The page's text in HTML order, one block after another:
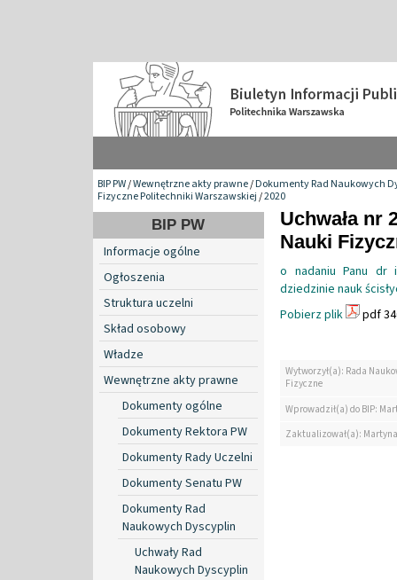
BIP PW/Wewnętrzne akty prawne/Dokumenty Rad Naukowych
Fizyczne Politechniki Warszawskiej/2020
BIP PW
Informacje ogólne
Ogłoszenia
Struktura uczelni
Skład osobowy
Władze
Wewnętrzne akty prawne
Dokumenty ogólne
Dokumenty Rektora PW
Dokumenty Rady Uczelni
Dokumenty Senatu PW
Dokumenty Rad
Naukowych Dyscyplin
Uchwały Rad
Naukowych Dyscyplin
Uchwała nr
Nauki
o nadaniu Panu dr
dziedzinie nauk
Pobierz plik
pdf
Wytworzył(a): Rada
Fizyczne
Wprowadził(a) do BIP:
Zaktualizował(a):